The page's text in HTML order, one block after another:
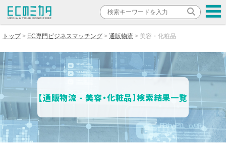
トップ EC専門ビジネスマッチング 通販物流 美容・化粧品
【通販物流 - 美容・化粧品】検索結果一覧